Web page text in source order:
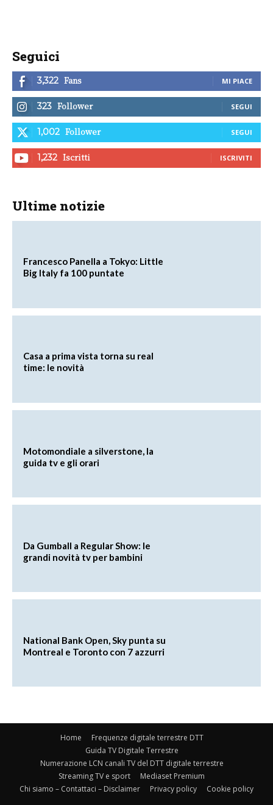
Seguici
3,322 Fans MI PIACE
323 Follower SEGUI
1,002 Follower SEGUI
1,232 Iscritti ISCRIVITI
Ultime notizie
Francesco Panella a Tokyo: Little
Big Italy fa 100 puntate
Casa a prima vista torna su real
time: le novità
Motomondiale a silverstone, la
guida tv e gli orari
Da Gumball a Regular Show: le
grandi novità tv per bambini
National Bank Open, Sky punta su
Montreal e Toronto con 7 azzurri
Home
Frequenze digitale terrestre DTT
Guida TV Digitale Terrestre
Numerazione LCN canali TV del DTT digitale terrestre
Streaming TV e sport
Mediaset Premium
Chi siamo – Contattaci – Disclaimer
Privacy policy Cookie policy